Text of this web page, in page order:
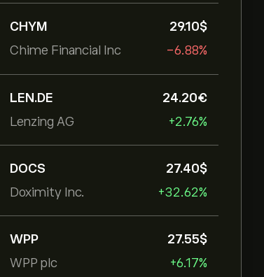
CHYM
Chime Financial Inc
29.10‎$‎
-6.88%
LEN.DE
Lenzing AG
24.20‎€‎
+2.76%
DOCS
Doximity Inc.
27.40‎$‎
+32.62%
WPP
WPP plc
27.55‎$‎
+6.17%